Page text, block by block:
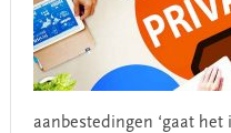
aanbestedingen ‘gaat